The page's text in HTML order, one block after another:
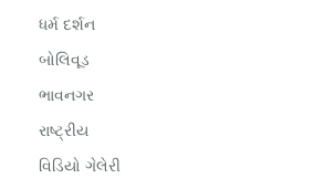
ધર્મ દર્શન
બોલિવૂડ
ભાવનગર
રાષ્ટ્રીય
વિડિયો ગેલેરી